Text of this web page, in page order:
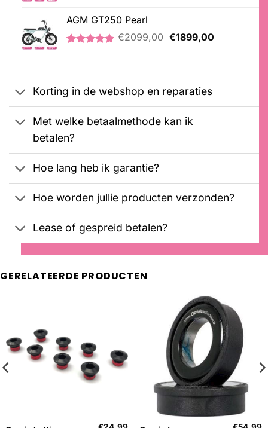
5.00 op 5
gebaseerd
op
klantbeoordelingen
AGM GT250 Pearl
klantbeoordelingen
€2099,00 Oorspronkelijke
€1899,00Huidige
Korting in de webshop en reparaties
Met welke betaalmethode kan ik
betalen?
Hoe lang heb ik garantie?
Hoe worden jullie producten verzonden?
Lease of gespreid betalen?
GERELATEERDE PRODUCTEN